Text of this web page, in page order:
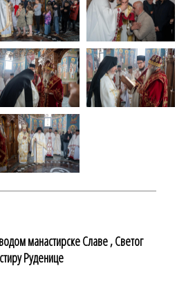
манастирске Славе , Светог
Руденице